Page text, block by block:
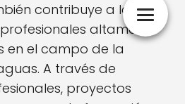
contribuye a la
altamente
en el campo de la
A través de
proyectos